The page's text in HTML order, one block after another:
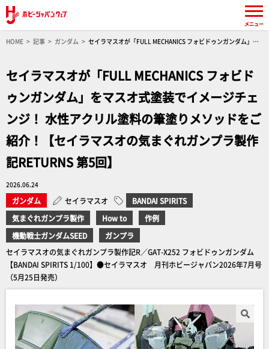
HOME 記事 ガンダム
セイラマスオが「FULL MECHANICS フォビドゥンガンダム」を
セイラマスオが「FULL MECHANICS フォビド
ゥンガンダム」をマスオ式塗装でイメージチェ
ンジ！ 水性アクリル塗料の筆塗りメソッドをご
紹介！【セイラマスオの気まぐれガンプラ製作
記RETURNS 第5回】
2026.06.24
ガンダム セイラマスオ
BANDAI SPIRITS
気まぐれガンプラ製作
How to
作例
機動戦士ガンダムSEED
ガンプラ
セイラマスオの気まぐれガンプラ製作記R／GAT-X252 フォビドゥンガンダム
【BANDAI SPIRITS 1/100】●セイラマスオ 月刊ホビージャパン2026年7月号
（5月25日発売）
メニュー